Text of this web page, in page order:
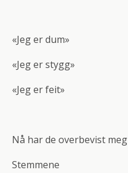
«Jeg er dum»
«Jeg er stygg»
«Jeg er feit»
Nå har de overbevist meg
Stemmene